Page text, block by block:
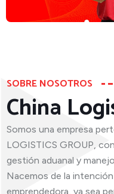
SOBRE NOSOTROS
China
Somos una empresa
LOGISTICS GROUP,
gestión aduanal y
Nacemos de la
emprendedora, ya sea